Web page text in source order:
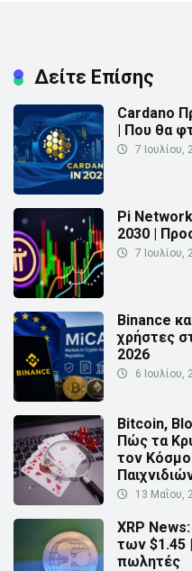
Δείτε Επίσης
Cardano
| Που θα
7 Ιουλίου,
Pi
2030 |
7 Ιουλίου,
Binance
χρήστες
2026
6 Ιουλίου,
Bitcoin,
Πώς τα
τον
13 Μαΐου,
XRP
των $1.45
πωλητές